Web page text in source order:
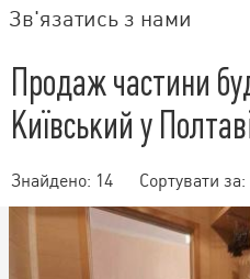
Зв'язатись з нами
Продаж частини
Київський у
Знайдено: 14 Сортувати за: